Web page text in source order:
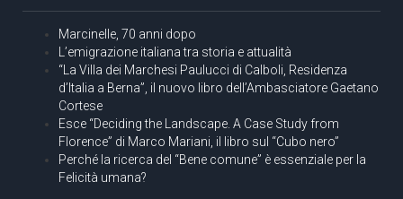
Marcinelle, 70 anni dopo
L’emigrazione italiana tra storia e attualità
“La Villa dei Marchesi Paulucci di Calboli, Residenza
d’Italia a Berna”, il nuovo libro dell’Ambasciatore Gaetano
Cortese
Esce “Deciding the Landscape. A Case Study from
Florence” di Marco Mariani, il libro sul “Cubo nero”
Perché la ricerca del “Bene comune” è essenziale per la
Felicità umana?